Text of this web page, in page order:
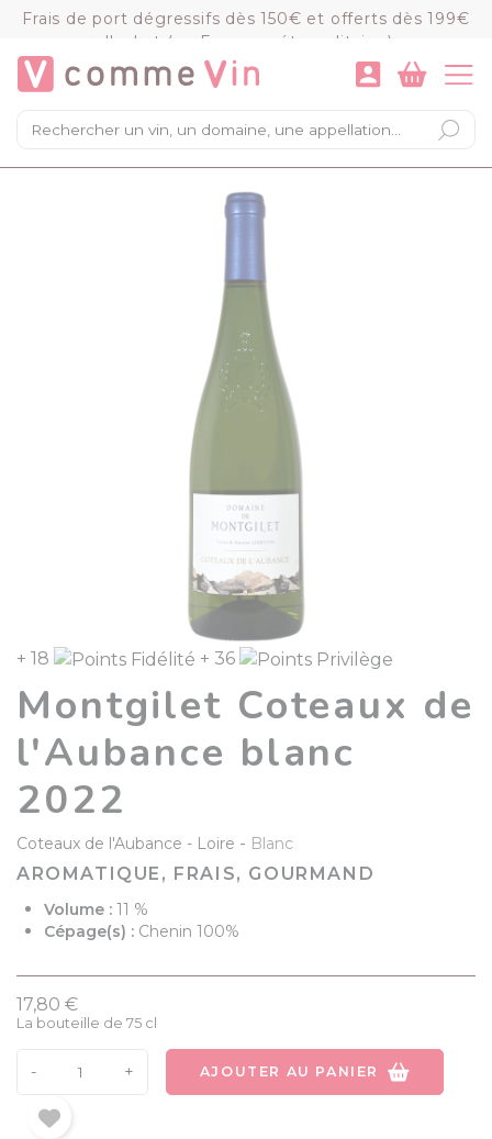
Frais de port dégressifs dès 150€ et offerts dès 199€
d'achat (en France métropolitaine)
×
Mon panier
Chargement du panier...
VOIR LE PANIER COMMANDER
+ 18 + 36
Montgilet Coteaux de
l'Aubance blanc
2022
Coteaux de l'Aubance Loire - Blanc
AROMATIQUE, FRAIS, GOURMAND
Volume : 11 %
Cépage(s) : Chenin 100%
17,80 €
La bouteille de 75 cl
- + AJOUTER AU PANIER
Panneau de gestion des cookies